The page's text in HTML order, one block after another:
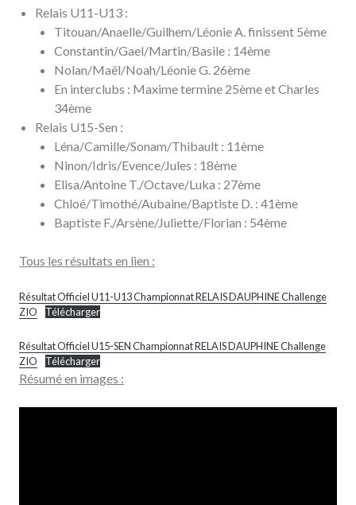
Relais U11-U13 :
Titouan/Anaelle/Guilhem/Léonie A. finissent 5ème
Constantin/Gael/Martin/Basile : 14ème
Nolan/Maël/Noah/Léonie G. 26ème
En interclubs : Maxime termine 25ème et Charles
34ème
Relais U15-Sen :
Léna/Camille/Sonam/Thibault : 11ème
Ninon/Idris/Evence/Jules : 18ème
Elisa/Antoine T./Octave/Luka : 27ème
Chloé/Timothé/Aubaine/Baptiste D. : 41ème
Baptiste F./Arsène/Juliette/Florian : 54ème
Tous les résultats en lien :
Résultat Officiel U11-U13 Championnat RELAIS DAUPHINE Challenge
ZIO
Télécharger
Résultat Officiel U15-SEN Championnat RELAIS DAUPHINE Challenge
ZIO
Télécharger
Résumé en images :